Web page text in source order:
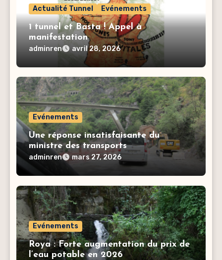
Actualité Tunnel Evénements
1 tunnel et Basta ! Appel à
manifestation
adminren avril 28, 2026
Evénements
Une réponse insatisfaisante du
ministre des transports
adminren mars 27, 2026
Evénements
Roya : Forte augmentation du prix de
l’eau potable en 2026